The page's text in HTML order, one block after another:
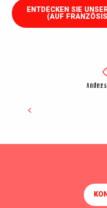
ENTDECKEN SIE
(AUF